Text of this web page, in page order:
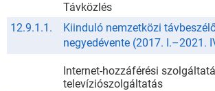
Távközlés
12.9.1.1.
Kiinduló nemzetközi
negyedévente (2017. I.–2021.
Internet-hozzáférési
televíziószolgáltatás